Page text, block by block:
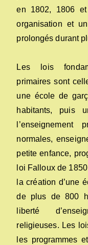
en 1802, 1806
organisation et
prolongés durant
Les lois
primaires sont
une école de
habitants, puis
normales,
petite enfance,
loi Falloux de
la création d’une
de plus de 800
liberté
religieuses. Les
les programmes